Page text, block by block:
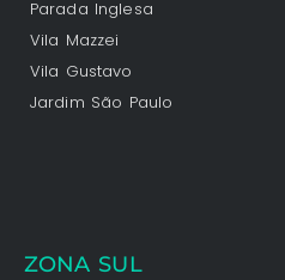
Parada Inglesa
Vila Mazzei
Vila Gustavo
Jardim São Paulo
ZONA SUL